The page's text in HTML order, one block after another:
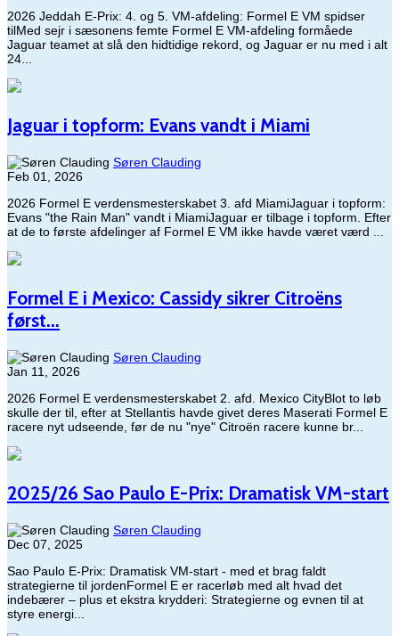
2026 Jeddah E-Prix: 4. og 5. VM-afdeling: Formel E VM spidser
tilMed sejr i sæsonens femte Formel E VM-afdeling formåede
Jaguar teamet at slå den hidtidige rekord, og Jaguar er nu med i alt
24...
Jaguar i topform: Evans vandt i Miami
Søren Clauding
Feb 01, 2026
2026 Formel E verdensmesterskabet 3. afd MiamiJaguar i topform:
Evans "the Rain Man" vandt i MiamiJaguar er tilbage i topform. Efter
at de to første afdelinger af Formel E VM ikke havde været værd ...
Formel E i Mexico: Cassidy sikrer Citroëns
først...
Søren Clauding
Jan 11, 2026
2026 Formel E verdensmesterskabet 2. afd. Mexico CityBlot to løb
skulle der til, efter at Stellantis havde givet deres Maserati Formel E
racere nyt udseende, før de nu "nye" Citroën racere kunne br...
2025/26 Sao Paulo E-Prix: Dramatisk VM-start
Søren Clauding
Dec 07, 2025
Sao Paulo E-Prix: Dramatisk VM-start - med et brag faldt
strategierne til jordenFormel E er racerløb med alt hvad det
indebærer – plus et ekstra krydderi: Strategierne og evnen til at
styre energi...